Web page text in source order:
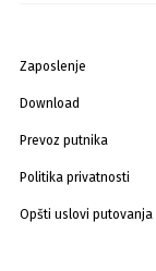
Zaposlenje
Download
Prevoz putnika
Politika privatnosti
Opšti uslovi putovanja